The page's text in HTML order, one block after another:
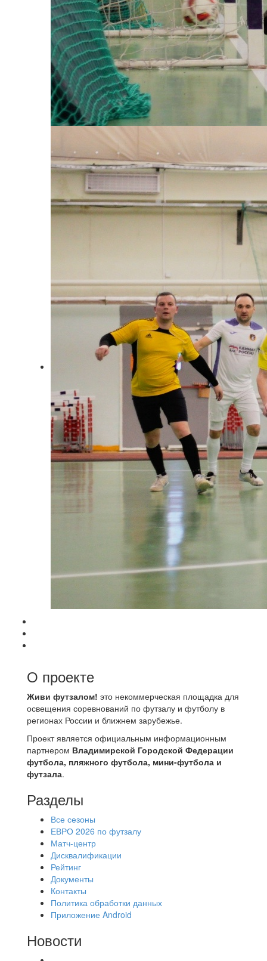
О проекте
Живи футзалом! это некоммерческая площадка для
освещения соревнований по футзалу и футболу в
регионах России и ближнем зарубежье.
Проект является официальным информационным
партнером Владимирской Городской Федерации
футбола, пляжного футбола, мини-футбола и
футзала.
Разделы
Все сезоны
ЕВРО 2026 по футзалу
Матч-центр
Дисквалификации
Рейтинг
Документы
Контакты
Политика обработки данных
Приложение Android
Новости